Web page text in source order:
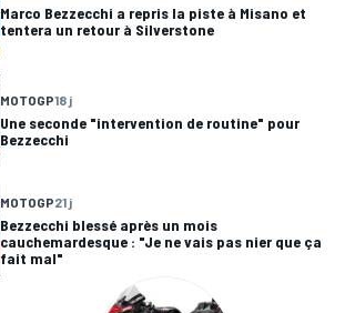
Marco Bezzecchi a repris la piste à Misano et
tentera un retour à Silverstone
MOTOGP18 j
Une seconde "intervention de routine" pour
Bezzecchi
MOTOGP21 j
Bezzecchi blessé après un mois
cauchemardesque : "Je ne vais pas nier que ça
fait mal"